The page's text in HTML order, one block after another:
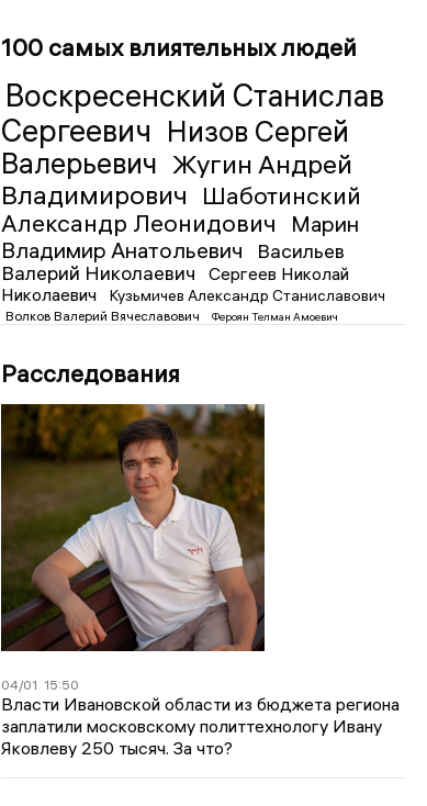
100 самых влиятельных людей
Воскресенский Станислав
Сергеевич Низов Сергей
Валерьевич Жугин Андрей
Владимирович
Шаботинский
Александр Леонидович
Марин
Владимир Анатольевич
Васильев
Валерий Николаевич
Сергеев Николай
Николаевич
Кузьмичев Александр Станиславович
Волков Валерий Вячеславович Фероян Телман Амоевич
Расследования
04/01 15:50
Власти Ивановской области из бюджета региона
заплатили московскому политтехнологу Ивану
Яковлеву 250 тысяч. За что?